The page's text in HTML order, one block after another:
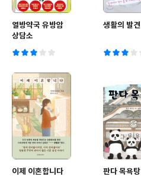
열방약국 유방암
상담소
생활의 발견
이제 이혼합니다 판다 목욕탕